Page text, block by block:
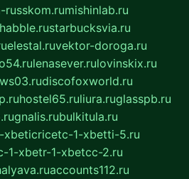
russkom.rumishinlab.ru
habble.rustarbucksvia.ru
elestal.ruvektor-doroga.ru
lenasever.rulovinskix.ru
discofoxworld.ru
hostel65.ruliura.ruglasspb.ru
gnalis.rubulkitula.ru
xbeticricetc-1-xbetti-5.ru
1-xbetr-1-xbetcc-2.ru
accounts112.ru